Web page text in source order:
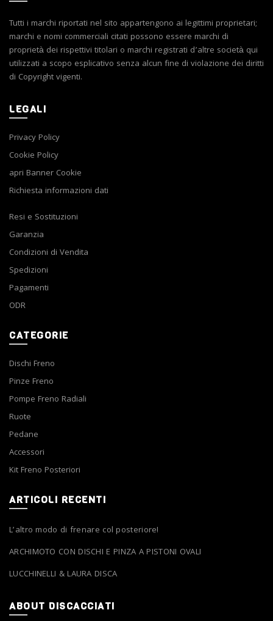
Tutti i marchi riportati nel sito appartengono ai legittimi proprietari;
marchi e nomi commerciali citati possono essere marchi di
proprietà dei rispettivi titolari o marchi registrati d’altre società qui
utilizzati a scopo esplicativo senza alcun fine di violazione dei diritti
di Copyright vigenti.
LEGALI
Privacy Policy
Cookie Policy
apri Banner Cookie
Richiesta informazioni dati
Resi e Sostituzioni
Garanzia
Condizioni di Vendita
Spedizioni
Pagamenti
ODR
CATEGORIE
Dischi Freno
Pinze Freno
Pompe Freno Radiali
Ruote
Pedane
Accessori
Kit Freno Posteriori
ARTICOLI RECENTI
L’altro modo di frenare col posteriore!
ARCHIMOTO CON DISCHI E PINZA A PISTONI OVALI
LUCCHINELLI & LAURA DISCA
ABOUT DISCACCIATI